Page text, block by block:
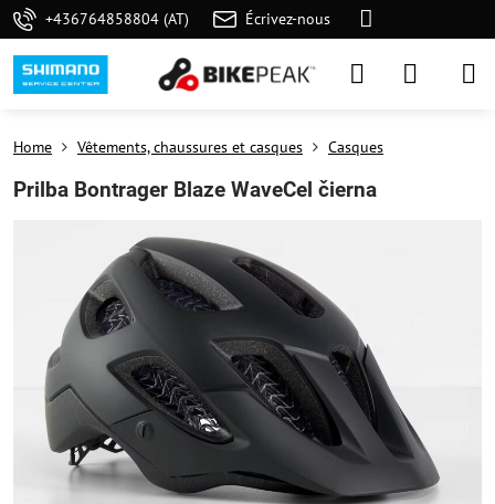
+436764858804 (AT) Écrivez-nous
Home Vêtements, chaussures et casques Casques
Prilba Bontrager Blaze WaveCel čierna